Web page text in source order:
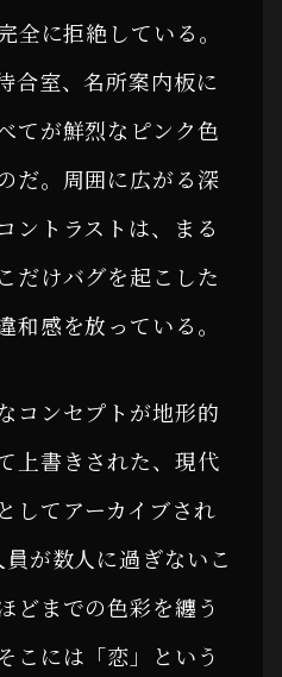
全に拒絶している。
合室、名所案内板に
てが鮮烈なピンク色
だ。周囲に広がる深
ントラストは、まる
だけバグを起こした
和感を放っている。
コンセプトが地形的
上書きされた、現代
としてアーカイブされ
が数人に過ぎないこ
どまでの色彩を纏う
こには「恋」という